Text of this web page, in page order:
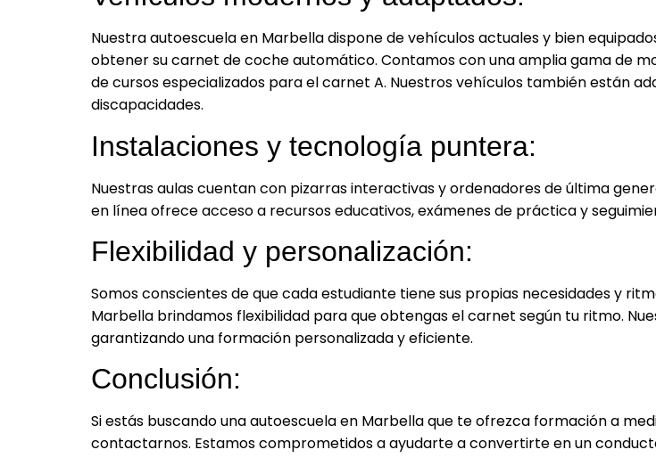
Nuestra autoescuela en Marbella dispone de vehículos actuales y bien
obtener su carnet de coche automático. Contamos con una amplia gama de
de cursos especializados para el carnet A. Nuestros vehículos también están
discapacidades.
Instalaciones y tecnología puntera:
Nuestras aulas cuentan con pizarras interactivas y ordenadores de última
en línea ofrece acceso a recursos educativos, exámenes de práctica y
Flexibilidad y personalización:
Somos conscientes de que cada estudiante tiene sus propias necesidades y
Marbella brindamos flexibilidad para que obtengas el carnet según tu ritmo.
garantizando una formación personalizada y eficiente.
Conclusión:
Si estás buscando una autoescuela en Marbella que te ofrezca formación a
contactarnos. Estamos comprometidos a ayudarte a convertirte en un